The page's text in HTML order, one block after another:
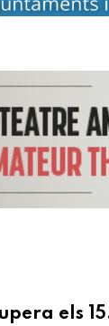
els